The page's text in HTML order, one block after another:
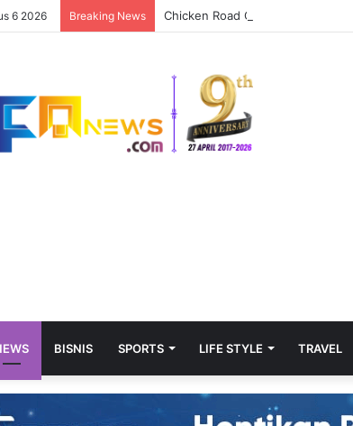
6 2026 Breaking News Chicken Road Crash Game –
BISNIS SPORTS LIFE STYLE TRAVEL